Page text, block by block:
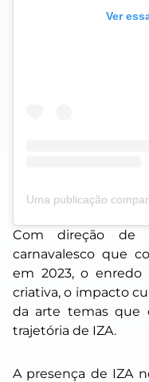
Ver
Com direção de
carnavalesco que
em 2023, o enredo
criativa, o impacto
da arte temas que
trajetória de IZA.
A presença de IZA